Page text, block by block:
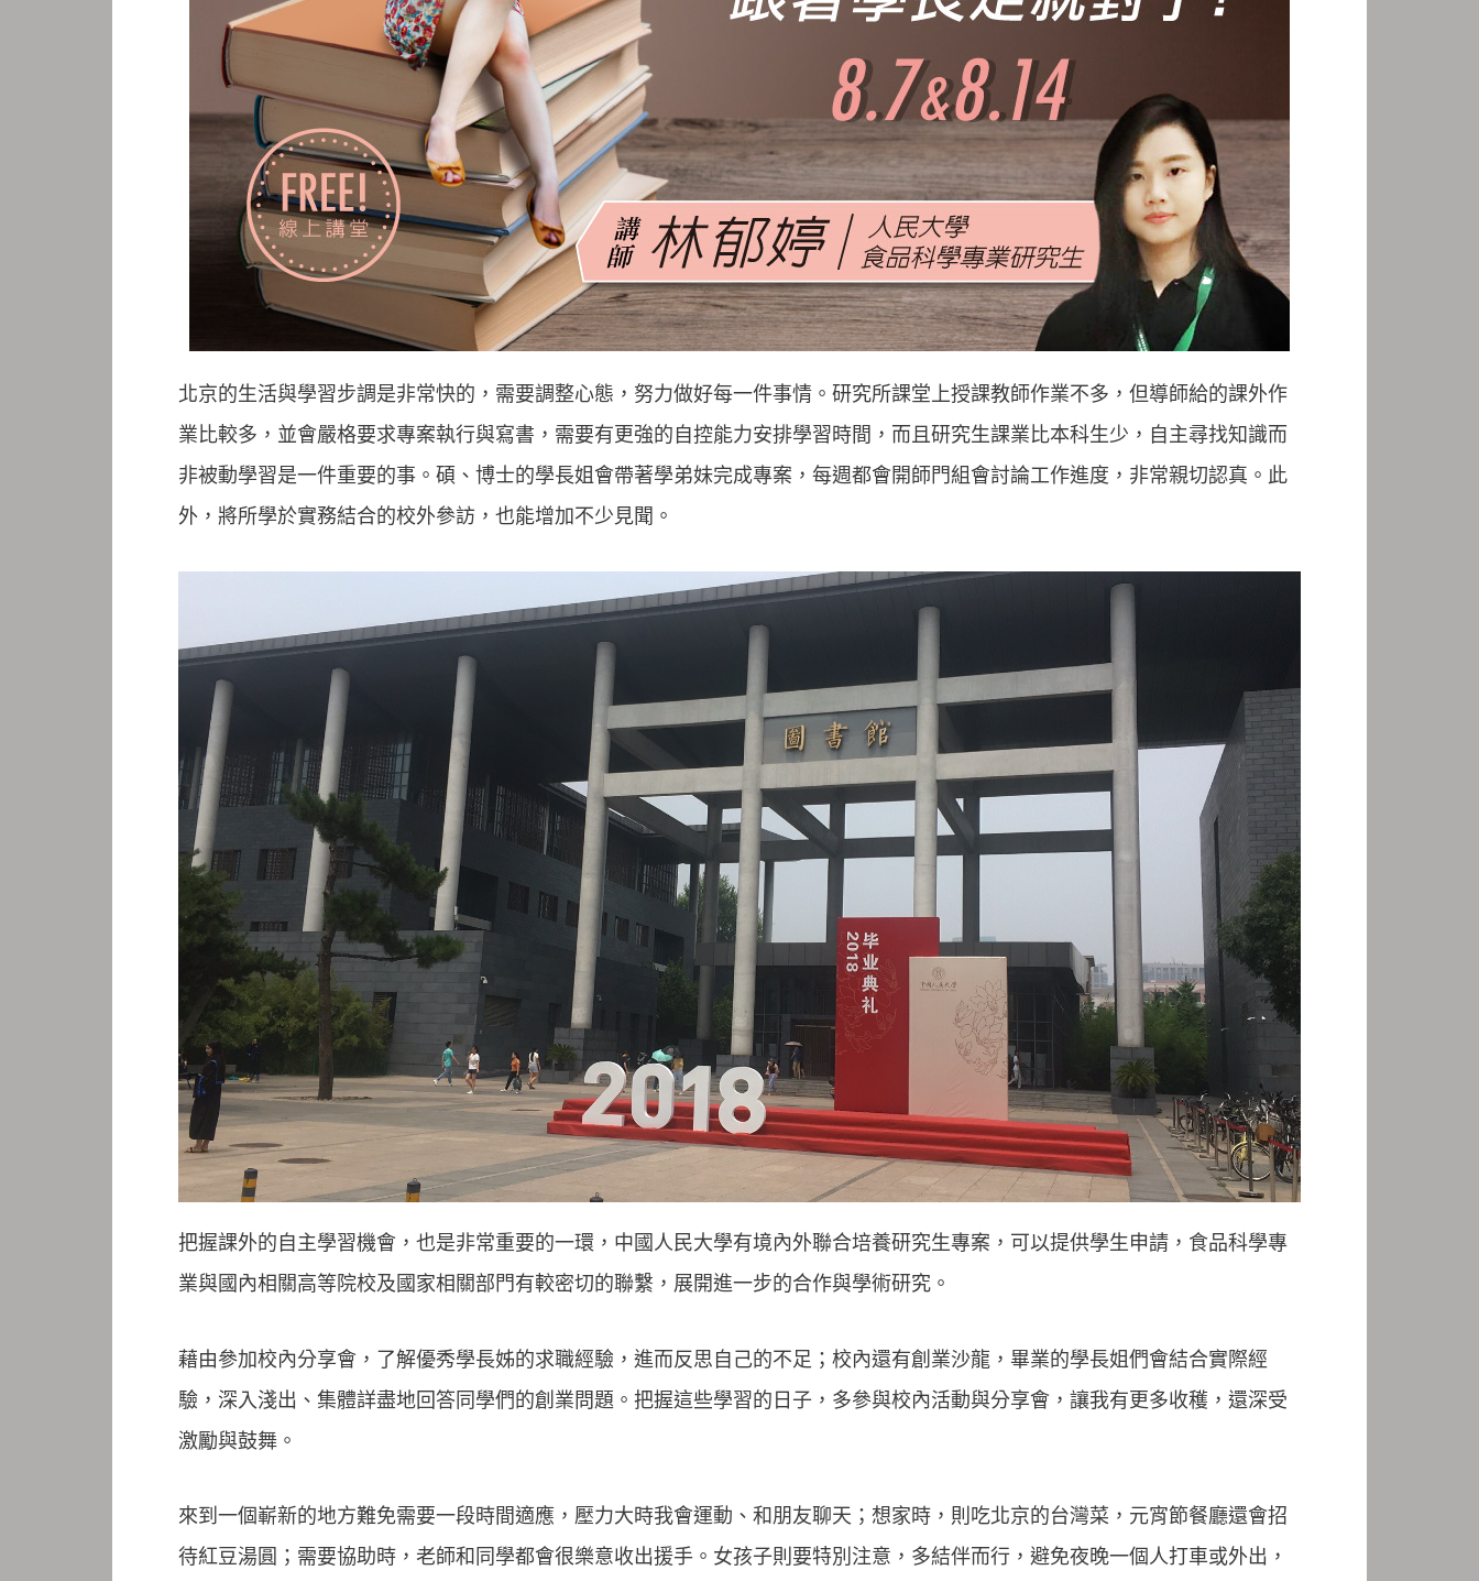
北京的生活與學習步調是非常快的，需要調整心態，努力做好每一件事情。研究所課堂上授課教師作業不多，但導師給的課外作
業比較多，並會嚴格要求專案執行與寫書， 需要有更強的自控能力安排學習時間，而且 研究生課業比本科生少，自主尋找知識而
非被動學習是一件重要的事。碩、博士的學長姐會帶著學弟妹完成專案，每週都會開師門組會討論工作進度，非常親切認真。此
外，將所學於實務結合的校外參訪，也能增加不少見聞。
把握課外的自主學習機會，也是非常重要的一環，中國人民大學有境內外聯合培養研究生專案，可以提供學生申請，食品科學專
業與國內相關高等院校及國家相關部門有較密切的聯繫，展開進一步的合作與學術研究。
藉由參加校內分享會，了解優秀學長姊的求職經驗，進而反思自己的不足；校內還有創業沙龍，畢業的學長姐們會結合實際經
驗，深入淺出、集體詳盡地回答同學們的創業問題。把握這些學習的日子，多參與校內活動與分享會，讓我有更多收穫，還深受
激勵與鼓舞。
來到一個嶄新的地方難免需要一段時間適應，壓力大時我會運動、和朋友聊天；想家時，則吃北京的台灣菜，元宵節餐廳還會招
待紅豆湯圓；需要協助時，老師和同學都會很樂意收出援手。女孩子則要特別注意，多結伴而行，避免夜晚一個人打車或外出，